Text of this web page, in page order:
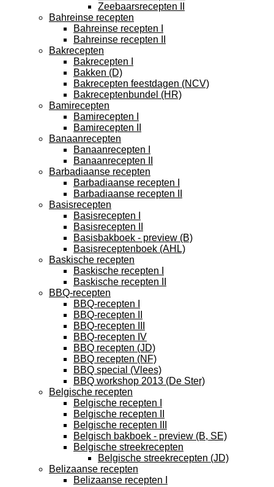
Zeebaarsrecepten II
Bahreinse recepten
Bahreinse recepten I
Bahreinse recepten II
Bakrecepten
Bakrecepten I
Bakken (D)
Bakrecepten feestdagen (NCV)
Bakreceptenbundel (HR)
Bamirecepten
Bamirecepten I
Bamirecepten II
Banaanrecepten
Banaanrecepten I
Banaanrecepten II
Barbadiaanse recepten
Barbadiaanse recepten I
Barbadiaanse recepten II
Basisrecepten
Basisrecepten I
Basisrecepten II
Basisbakboek - preview (B)
Basisreceptenboek (AHL)
Baskische recepten
Baskische recepten I
Baskische recepten II
BBQ-recepten
BBQ-recepten I
BBQ-recepten II
BBQ-recepten III
BBQ-recepten IV
BBQ recepten (JD)
BBQ recepten (NF)
BBQ special (Vlees)
BBQ workshop 2013 (De Ster)
Belgische recepten
Belgische recepten I
Belgische recepten II
Belgische recepten III
Belgisch bakboek - preview (B, SE)
Belgische streekrecepten
Belgische streekrecepten (JD)
Belizaanse recepten
Belizaanse recepten I